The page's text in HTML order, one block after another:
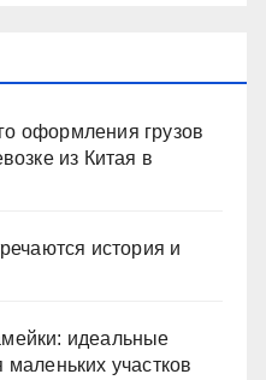
оформления грузов
из Китая в
история и
идеальные
участков